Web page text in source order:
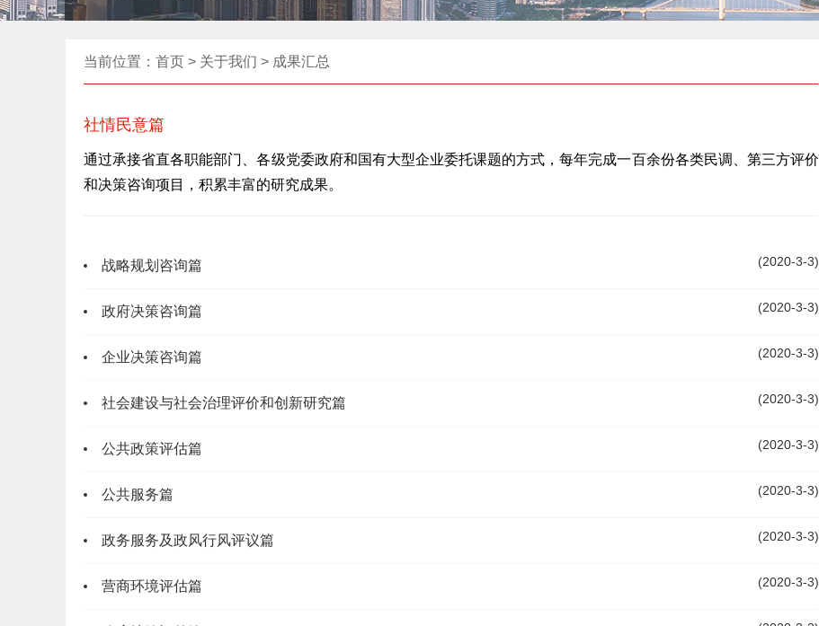
当前位置： 首页 > 关于我们 > 成果汇总
社情民意篇
通过承接省直各职能部门、各级党委政府和国有大型企业委托课题的方式，每年完成一百余份各类民调、第三方评价
和决策咨询项目，积累丰富的研究成果。
战略规划咨询篇 (2020-3-3)
政府决策咨询篇 (2020-3-3)
企业决策咨询篇 (2020-3-3)
社会建设与社会治理评价和创新研究篇 (2020-3-3)
公共政策评估篇 (2020-3-3)
公共服务篇 (2020-3-3)
政务服务及政风行风评议篇 (2020-3-3)
营商环境评估篇 (2020-3-3)